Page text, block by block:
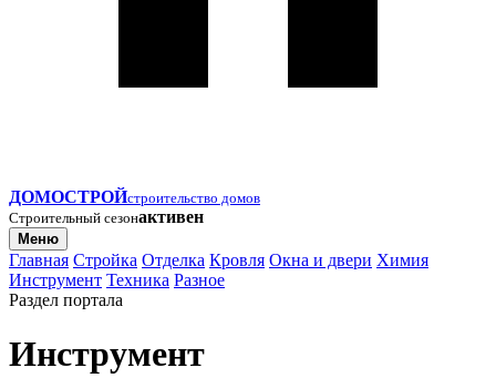
ДОМОСТРОЙстроительство домов
Строительный сезонактивен
Меню
Главная Стройка Отделка Кровля Окна и двери Химия
Инструмент Техника Разное
Раздел портала
Инструмент